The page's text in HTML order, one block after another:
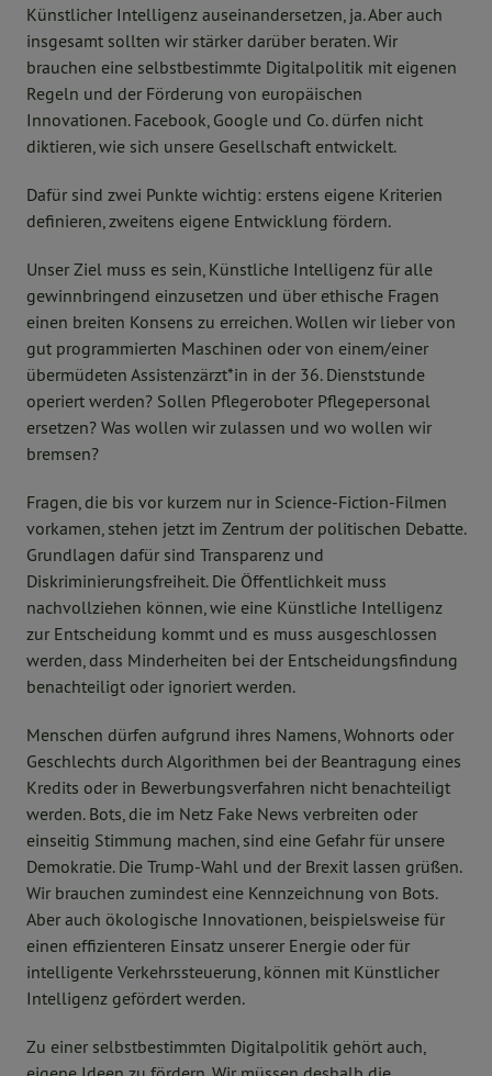
Künstlicher Intelligenz auseinandersetzen, ja. Aber auch
insgesamt sollten wir stärker darüber beraten. Wir
brauchen eine selbstbestimmte Digitalpolitik mit eigenen
Regeln und der Förderung von europäischen
Innovationen. Facebook, Google und Co. dürfen nicht
diktieren, wie sich unsere Gesellschaft entwickelt.
Dafür sind zwei Punkte wichtig: erstens eigene Kriterien
definieren, zweitens eigene Entwicklung fördern.
Unser Ziel muss es sein, Künstliche Intelligenz für alle
gewinnbringend einzusetzen und über ethische Fragen
einen breiten Konsens zu erreichen. Wollen wir lieber von
gut programmierten Maschinen oder von einem/einer
übermüdeten Assistenzärzt*in in der 36. Dienststunde
operiert werden? Sollen Pflegeroboter Pflegepersonal
ersetzen? Was wollen wir zulassen und wo wollen wir
bremsen?
Fragen, die bis vor kurzem nur in Science-Fiction-Filmen
vorkamen, stehen jetzt im Zentrum der politischen Debatte.
Grundlagen dafür sind Transparenz und
Diskriminierungsfreiheit. Die Öffentlichkeit muss
nachvollziehen können, wie eine Künstliche Intelligenz
zur Entscheidung kommt und es muss ausgeschlossen
werden, dass Minderheiten bei der Entscheidungsfindung
benachteiligt oder ignoriert werden.
Menschen dürfen aufgrund ihres Namens, Wohnorts oder
Geschlechts durch Algorithmen bei der Beantragung eines
Kredits oder in Bewerbungsverfahren nicht benachteiligt
werden. Bots, die im Netz Fake News verbreiten oder
einseitig Stimmung machen, sind eine Gefahr für unsere
Demokratie. Die Trump-Wahl und der Brexit lassen grüßen.
Wir brauchen zumindest eine Kennzeichnung von Bots.
Aber auch ökologische Innovationen, beispielsweise für
einen effizienteren Einsatz unserer Energie oder für
intelligente Verkehrssteuerung, können mit Künstlicher
Intelligenz gefördert werden.
Zu einer selbstbestimmten Digitalpolitik gehört auch,